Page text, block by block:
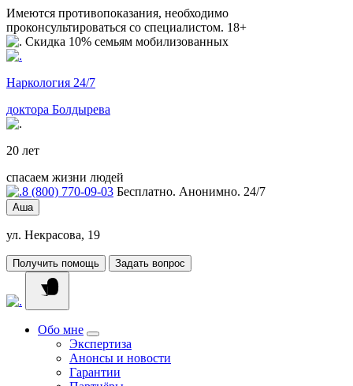
Имеются противопоказания, необходимо
проконсультироваться со специалистом. 18+
Скидка 10% семьям мобилизованных
Наркология 24/7
доктора Болдырева
20 лет
спасаем жизни людей
8 (800) 770-09-03 Бесплатно. Анонимно. 24/7
Аша
ул. Некрасова, 19
Получить помощь Задать вопрос
Обо мне
Экспертиза
Анонсы и новости
Гарантии